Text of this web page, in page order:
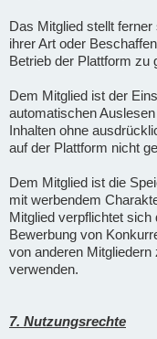
Das Mitglied stellt
ihrer Art oder
Betrieb der Plattform zu
Dem Mitglied ist der
automatischen
Inhalten ohne
auf der Plattform nicht
Dem Mitglied ist die
mit werbendem
Mitglied verpflichtet
Bewerbung von
von anderen
verwenden.
7. Nutzungsrechte